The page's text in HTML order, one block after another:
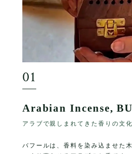
01
Arabian Incense,
アラブで親しまれてきた香りの文化
バフールは、香料を染み込ませた